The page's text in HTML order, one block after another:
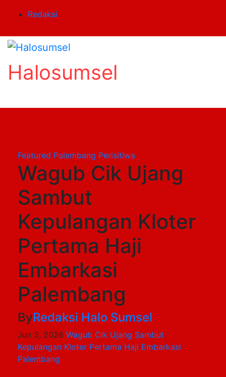
Redaksi
Halosumsel
Featured Palembang Perisitiwa
Wagub Cik Ujang
Sambut
Kepulangan Kloter
Pertama Haji
Embarkasi
Palembang
ByRedaksi Halo Sumsel
Jun 3, 2026 Wagub Cik Ujang Sambut
Kepulangan Kloter Pertama Haji Embarkasi
Palembang